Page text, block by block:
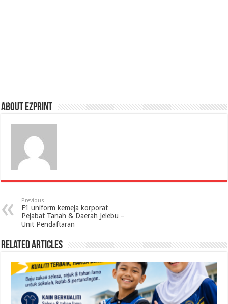
About Ezprint
Previous
F1 uniform kemeja korporat
Pejabat Tanah & Daerah Jelebu –
Unit Pendaftaran
Related Articles